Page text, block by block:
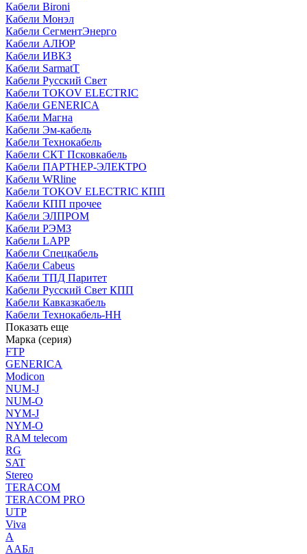
Кабели Bironi
Кабели Монэл
Кабели СегментЭнерго
Кабели АЛЮР
Кабели ИВКЗ
Кабели SarmatT
Кабели Русский Свет
Кабели TOKOV ELECTRIC
Кабели GENERICA
Кабели Магна
Кабели Эм-кабель
Кабели Технокабель
Кабели СКТ Псковкабель
Кабели ПАРТНЕР-ЭЛЕКТРО
Кабели WRline
Кабели TOKOV ELECTRIC КПП
Кабели КПП прочее
Кабели ЭЛПРОМ
Кабели РЭМЗ
Кабели LAPP
Кабели Спецкабель
Кабели Cabeus
Кабели ТПД Паритет
Кабели Русский Свет КПП
Кабели Кавказкабель
Кабели Технокабель-НН
Показать еще
Марка (серия)
FTP
GENERICA
Modicon
NUM-J
NUM-O
NYM-J
NYM-O
RAM telecom
RG
SAT
Stereo
TERACOM
TERACOM PRO
UTP
Viva
А
ААБл